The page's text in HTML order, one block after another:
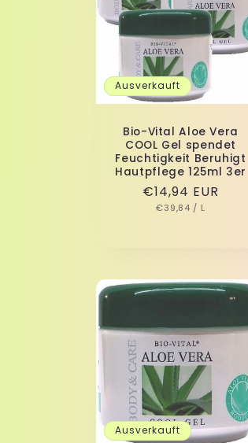
Ausverkauft
Bio-Vital Aloe Vera
COOL Gel spendet
Feuchtigkeit Beruhigt
Hautpflege 125ml 3er
Normaler
Preis
€14,94 EUR
GRUNDPREIS
€39,84 / PRO
L
Ausverkauft